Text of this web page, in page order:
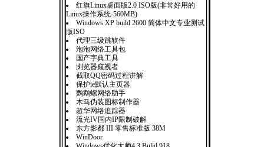
红旗Linux桌面版2.0 ISO版(非常好用的
Linux操作系统-560MB)
Windows XP build 2600 简体中文专业测试
版ISO
代理三级跳软件
泡泡网络工具包
国产字典工具
浏览器窥视者
截取QQ密码过程讲解
保护ie默认主页器
鹦鹉螺网络助手
木马伪装图标制作器
超华网络追踪器
流光IV国内IP限制破解
东方影都 III 零售标准版 38M
WinDoor